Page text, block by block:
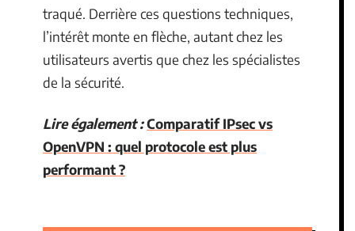
traqué. Derrière ces questions techniques,
l’intérêt monte en flèche, autant chez les
utilisateurs avertis que chez les spécialistes
de la sécurité.
Lire également :Comparatif IPsec vs
OpenVPN : quel protocole est plus
performant ?